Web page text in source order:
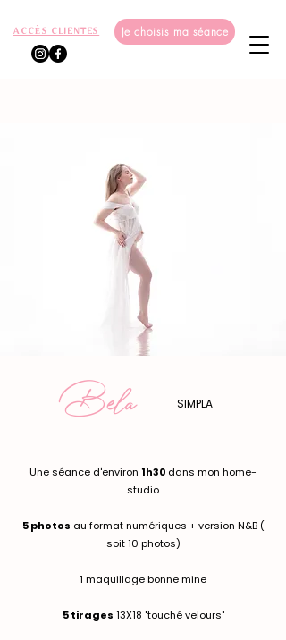
ACCÈS CLIENTES Je choisis ma séance
Bela SIMPLA
Une séance d'environ 1h30 dans mon home-
studio
5 photos au formatnumériques + version N&B (
soit 10 photos)
1 maquillage bonne mine
5 tirages 13X18 "touché velours"